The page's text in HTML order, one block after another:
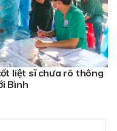
liệt sĩ chưa rõ thông
Bình